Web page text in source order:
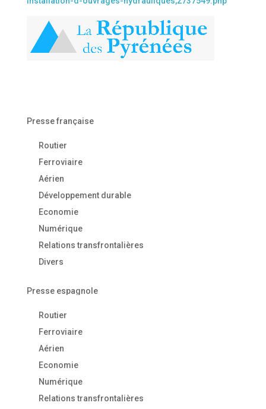
Presse française
Routier
Ferroviaire
Aérien
Développement durable
Economie
Numérique
Relations transfrontalières
Divers
Presse espagnole
Routier
Ferroviaire
Aérien
Economie
Numérique
Relations transfrontalières